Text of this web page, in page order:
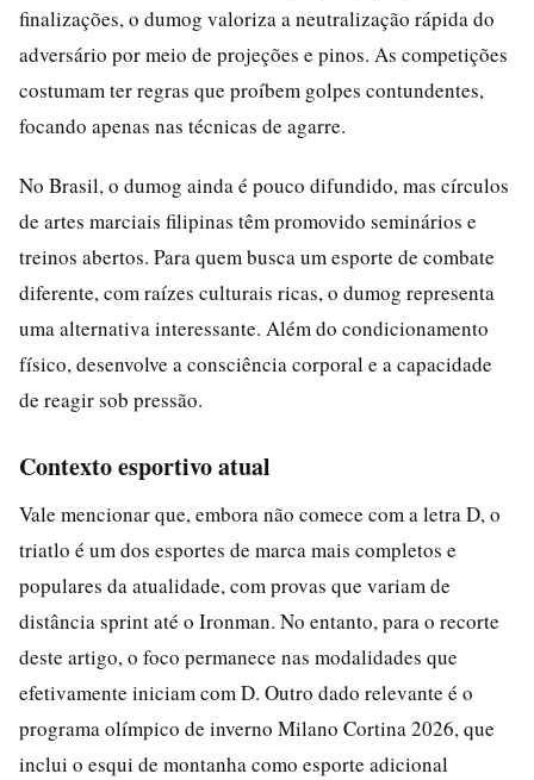
finalizações, o dumog valoriza a neutralização rápida do
adversário por meio de projeções e pinos. As competições
costumam ter regras que proíbem golpes contundentes,
focando apenas nas técnicas de agarre.
No Brasil, o dumog ainda é pouco difundido, mas círculos
de artes marciais filipinas têm promovido seminários e
treinos abertos. Para quem busca um esporte de combate
diferente, com raízes culturais ricas, o dumog representa
uma alternativa interessante. Além do condicionamento
físico, desenvolve a consciência corporal e a capacidade
de reagir sob pressão.
Contexto esportivo atual
Vale mencionar que, embora não comece com a letra D, o
triatlo é um dos esportes de marca mais completos e
populares da atualidade, com provas que variam de
distância sprint até o Ironman. No entanto, para o recorte
deste artigo, o foco permanece nas modalidades que
efetivamente iniciam com D. Outro dado relevante é o
programa olímpico de inverno Milano Cortina 2026, que
inclui o esqui de montanha como esporte adicional